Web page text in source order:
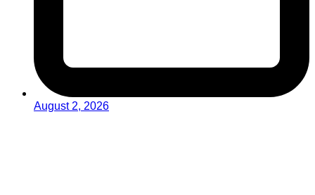
August 2, 2026